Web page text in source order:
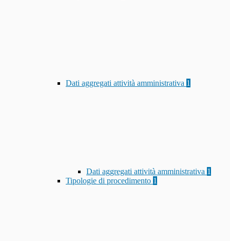
Dati aggregati attività amministrativa 1
Dati aggregati attività amministrativa 1
Tipologie di procedimento 1